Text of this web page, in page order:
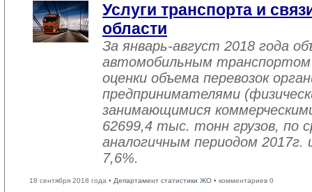
Услуги транспорта и
области
За январь-август 2018 года
автомобильным
оценки объема перевозок
предпринимателями
занимающимися
62699,4 тыс. тонн грузов, по
аналогичным периодом 2017г.
7,6%.
18 сентября 2018 года • Департамент статистики ЖО • комментариев 0